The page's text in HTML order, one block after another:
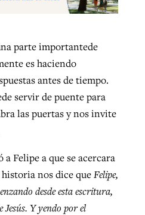
parte importantede
es haciendo
antes de tiempo.
servir de puente para
las puertas y nos invite
Felipe a que se acercara
nos dice queFelipe,
desde esta escritura,
Jesús. Y yendo por el